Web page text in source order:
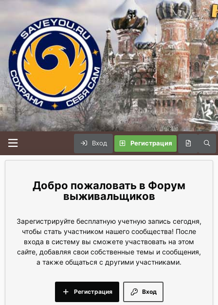
Вход Регистрация
Форум
выживальщиков
Зарегистрируйте бесплатную учетную запись сегодня,
чтобы стать участником нашего сообщества! После
входа в систему вы сможете участвовать на этом
сайте, добавляя свои собственные темы и сообщения,
а также общаться с другими участниками.
Вход
Регистрация